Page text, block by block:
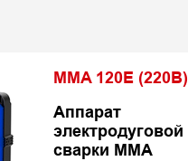
MMA 120E (220В)
Аппарат
электродуговой
сварки MMA